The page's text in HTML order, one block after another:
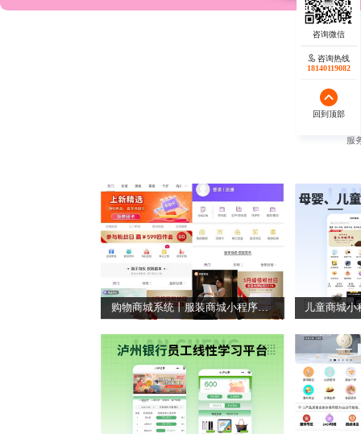
服
购物商城系统丨服装商城小程序丨积分商城平台
咨询热线
17723342546
回到顶部
咨询热线
18140119082
回到顶部